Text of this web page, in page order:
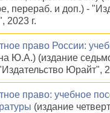
перераб. и доп.) -
2023 г.
право России:
Ю.А.) (издание
Юрайт",
право: учебное
(издание